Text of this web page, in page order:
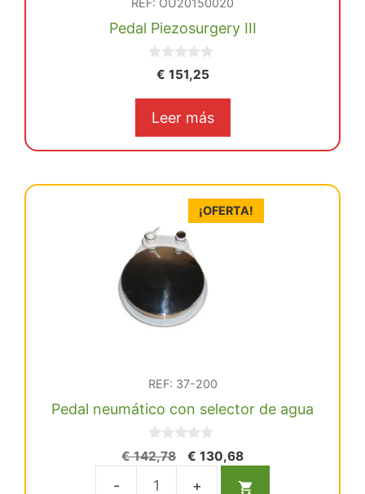
Pedal Piezosurgery III
€ 151,25
Leer más
¡OFERTA!
REF: 37-200
Pedal neumático con selector de agua
0
d
5
€142,78
El
€ 130,68El